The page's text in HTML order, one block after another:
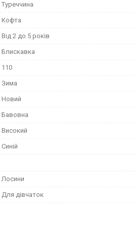
Туреччина
Кофта
Від 2 до 5 років
Блискавка
110
Зима
Новий
Бавовна
Високий
Синій
Лосини
Для дівчаток